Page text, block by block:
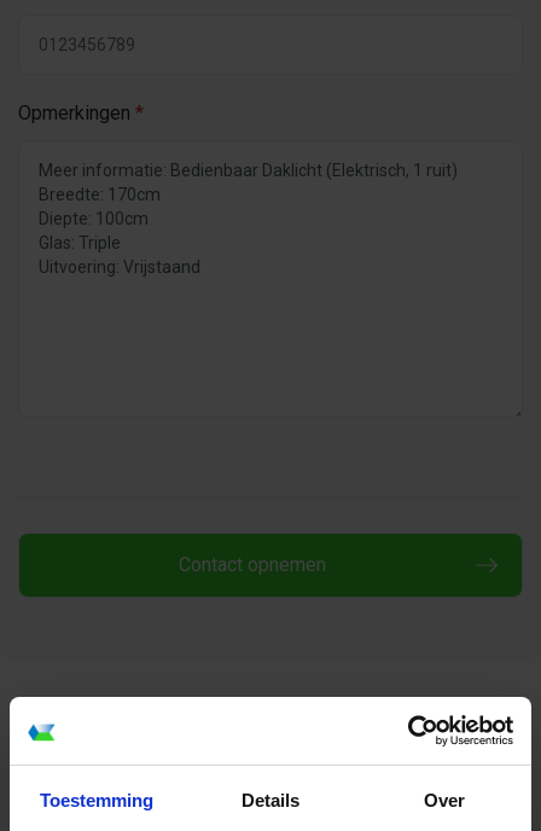
Toestemming Details Over
Opmerkingen *
Wilt u graag een offerte of direct online bestellen?
Dat kan eenvoudig via deonline prijscalculatie.